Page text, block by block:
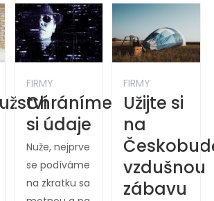
FIRMY
Chráníme
si údaje
Nuže, nejprve
se podíváme
na zkratku sa
FIRMY
Užijte si
na
vzdušnou
zábavu